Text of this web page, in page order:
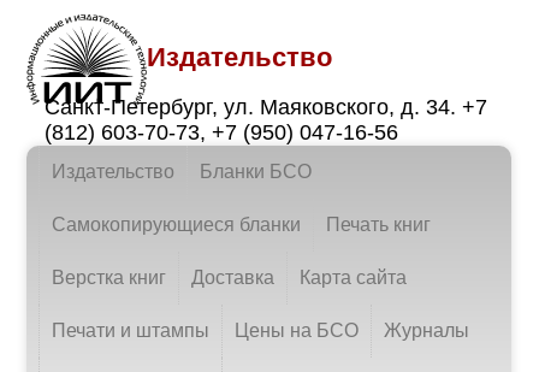
Издательство
Санкт-Петербург,ул. Маяковского, д. 34. +7
(812) 603-70-73,+7 (950) 047-16-56
Издательство Бланки БСО
Самокопирующиеся бланки Печать книг
Верстка книг Доставка Карта сайта
Печати и штампы Цены на БСО Журналы